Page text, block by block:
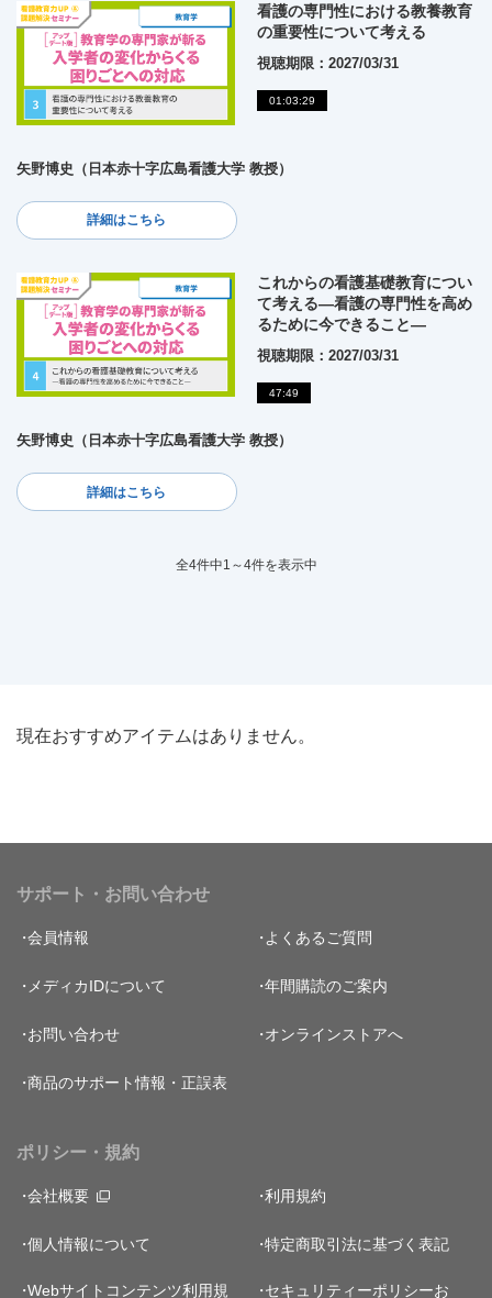
看護の専門性における教養教育
の重要性について考える
視聴期限：2027/03/31
01:03:29
矢野博史（日本赤十字広島看護大学 教授）
詳細はこちら
これからの看護基礎教育につい
て考える―看護の専門性を高め
るために今できること―
視聴期限：2027/03/31
47:49
矢野博史（日本赤十字広島看護大学 教授）
詳細はこちら
全4件中1～4件を表示中
現在おすすめアイテムはありません。
サポート・お問い合わせ
会員情報 よくあるご質問
メディカIDについて 年間購読のご案内
お問い合わせ オンラインストアへ
商品のサポート情報・正誤表
ポリシー・規約
会社概要 利用規約
個人情報について 特定商取引法に基づく表記
Webサイトコンテンツ利用規 セキュリティーポリシーお